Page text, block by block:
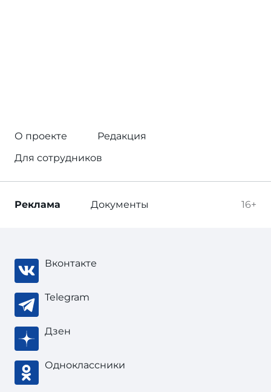
О проекте
Редакция
Для сотрудников
16+
Реклама Документы
Вконтакте
Telegram
Дзен
Одноклассники